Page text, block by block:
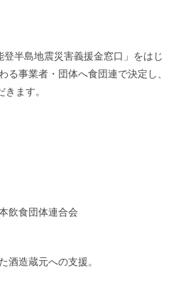
半島地震災害義援金窓口」をはじ
る事業者・団体へ食団連で決定し、
ます。
飲食団体連合会
酒造蔵元への支援。